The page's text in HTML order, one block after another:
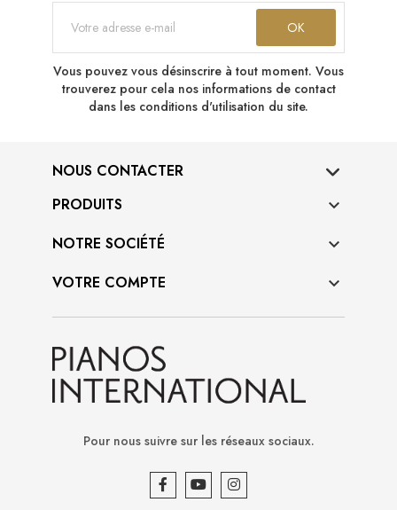
Vous pouvez vous désinscrire à tout moment. Vous
trouverez pour cela nos informations de contact
dans les conditions d'utilisation du site.
NOUS CONTACTER
PRODUITS

NOTRE SOCIÉTÉ 
VOTRE COMPTE 
Pour nous suivre sur les réseaux sociaux.